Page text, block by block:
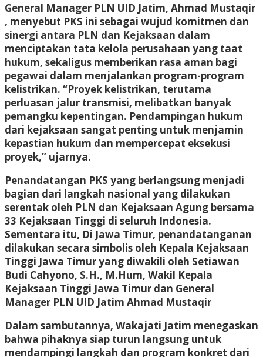
General Manager PLN UID Jatim, Ahmad Mustaqir
, menyebut PKS ini sebagai wujud komitmen dan
sinergi antara PLN dan Kejaksaan dalam
menciptakan tata kelola perusahaan yang taat
hukum, sekaligus memberikan rasa aman bagi
pegawai dalam menjalankan program-program
kelistrikan. “Proyek kelistrikan, terutama
perluasan jalur transmisi, melibatkan banyak
pemangku kepentingan. Pendampingan hukum
dari kejaksaan sangat penting untuk menjamin
kepastian hukum dan mempercepat eksekusi
proyek,” ujarnya.
Penandatangan PKS yang berlangsung menjadi
bagian dari langkah nasional yang dilakukan
serentak oleh PLN dan Kejaksaan Agung bersama
33 Kejaksaan Tinggi di seluruh Indonesia.
Sementara itu, Di Jawa Timur, penandatanganan
dilakukan secara simbolis oleh Kepala Kejaksaan
Tinggi Jawa Timur yang diwakili oleh Setiawan
Budi Cahyono, S.H., M.Hum, Wakil Kepala
Kejaksaan Tinggi Jawa Timur dan General
Manager PLN UID Jatim Ahmad Mustaqir
Dalam sambutannya, Wakajati Jatim menegaskan
bahwa pihaknya siap turun langsung untuk
mendampingi langkah dan program konkret dari